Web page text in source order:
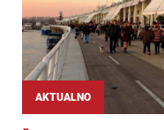
AKTUALNO